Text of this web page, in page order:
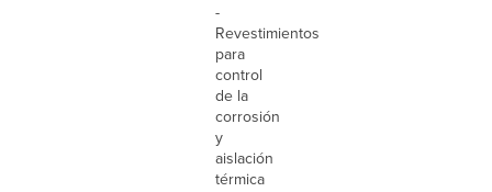
-
Revestimientos
para
control
de la
corrosión
y
aislación
térmica